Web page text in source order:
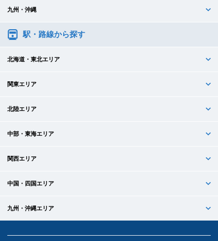
九州・沖縄
駅・路線から探す
北海道・東北エリア
関東エリア
北陸エリア
中部・東海エリア
関西エリア
中国・四国エリア
九州・沖縄エリア